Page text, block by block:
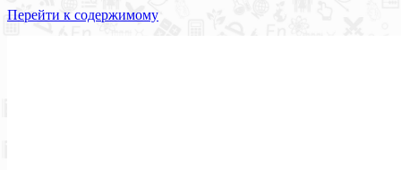
Перейти к содержимому